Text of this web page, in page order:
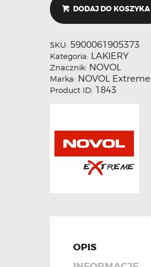
DODAJ DO KOSZYKA
SKU: 5900061905373
Kategoria: LAKIERY
Znacznik: NOVOL
Marka: NOVOL Extreme
Product ID: 1843
OPIS